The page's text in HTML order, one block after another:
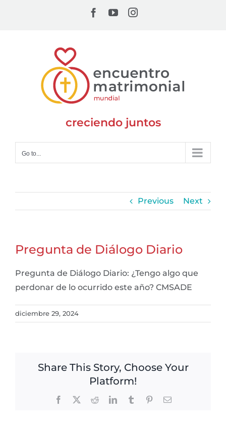
Facebook
YouTubeInstagram
creciendo juntos
Go to...
Previous Next
Pregunta de Diálogo Diario
Pregunta de Diálogo Diario: ¿Tengo algo que
perdonar de lo ocurrido este año? CMSADE
diciembre 29, 2024
Share This Story, Choose Your
Platform!
Facebook RedditLinkedInTumblr PinterestEmail